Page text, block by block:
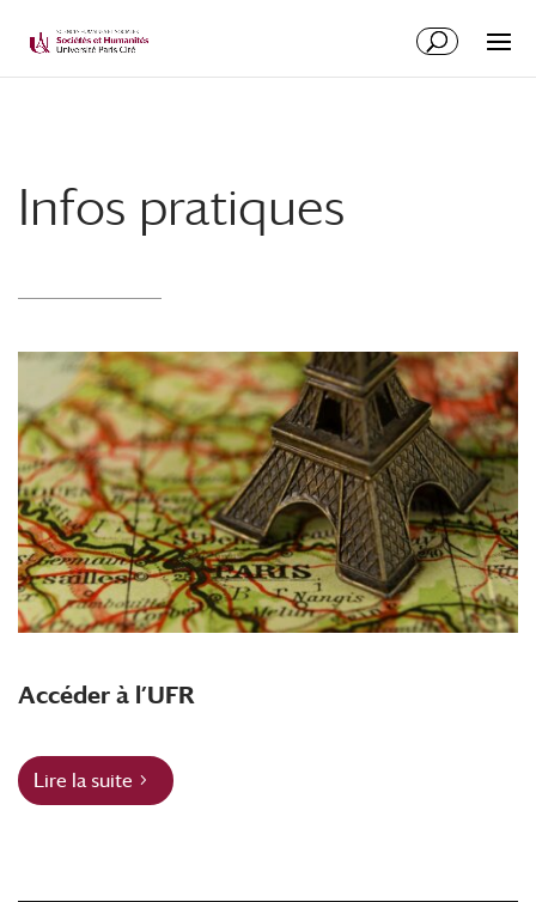
Infos pratiques
Accéder à l’UFR
Lire la suite